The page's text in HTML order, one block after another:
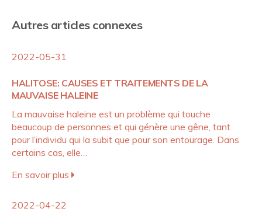
Autres articles connexes
2022-05-31
HALITOSE: CAUSES ET TRAITEMENTS DE LA
MAUVAISE HALEINE
La mauvaise haleine est un problème qui touche
beaucoup de personnes et qui génère une gêne, tant
pour l’individu qui la subit que pour son entourage. Dans
certains cas, elle…
En savoir plus
2022-04-22